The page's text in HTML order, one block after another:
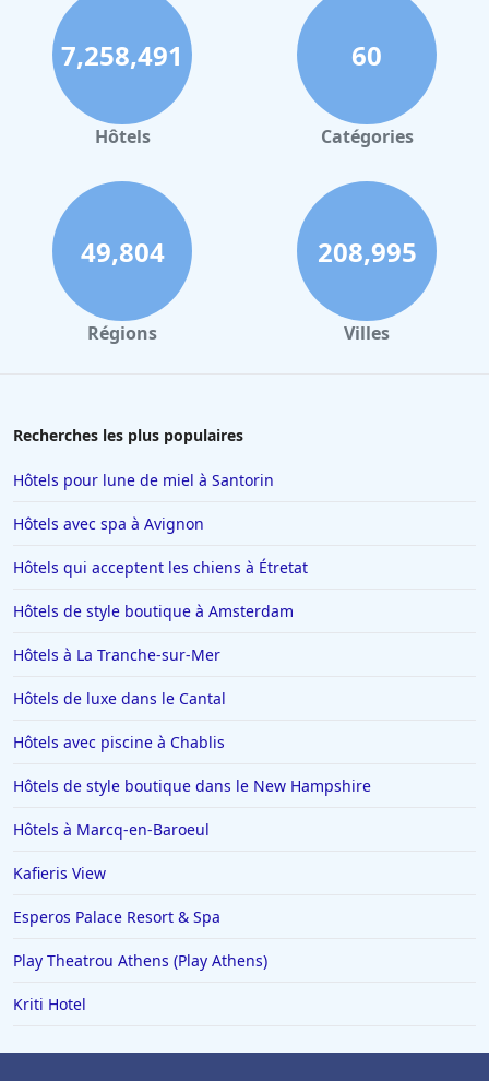
7,258,491
Hôtels
60
Catégories
49,804
Régions
208,995
Villes
Recherches les plus populaires
Hôtels pour lune de miel à Santorin
Hôtels avec spa à Avignon
Hôtels qui acceptent les chiens à Étretat
Hôtels de style boutique à Amsterdam
Hôtels à La Tranche-sur-Mer
Hôtels de luxe dans le Cantal
Hôtels avec piscine à Chablis
Hôtels de style boutique dans le New Hampshire
Hôtels à Marcq-en-Baroeul
Kafieris View
Esperos Palace Resort & Spa
Play Theatrou Athens (Play Athens)
Kriti Hotel